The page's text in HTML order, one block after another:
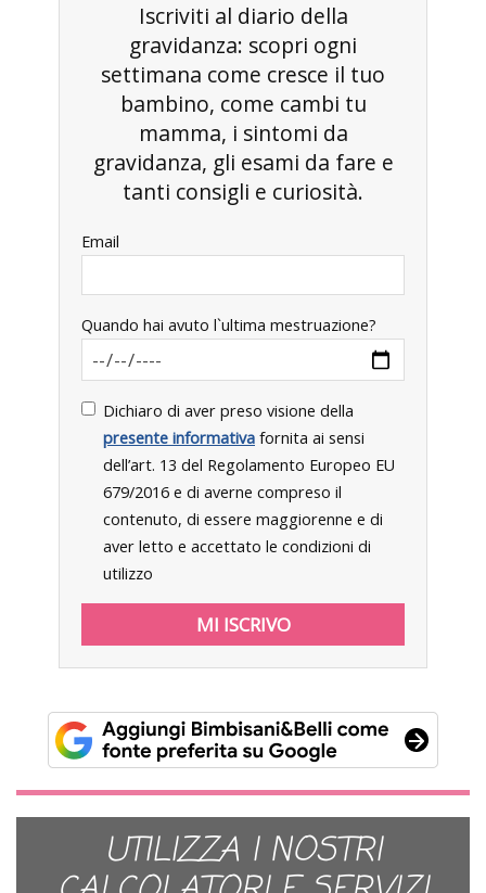
Iscriviti al diario della
gravidanza: scopri ogni
settimana come cresce il tuo
bambino, come cambi tu
mamma, i sintomi da
gravidanza, gli esami da fare e
tanti consigli e curiosità.
Email
Quando hai avuto l`ultima mestruazione?
Dichiaro di aver preso visione della
presente informativa fornita ai sensi
dell’art. 13 del Regolamento Europeo EU
679/2016 e di averne compreso il
contenuto, di essere maggiorenne e di
aver letto e accettato le condizioni di
utilizzo
UTILIZZA I NOSTRI